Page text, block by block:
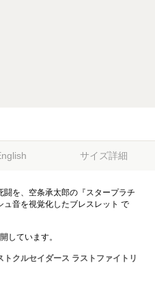
サイズ詳細
を、空条承太郎の『スタープラチ
音を視覚化したブレスレット で
しています。
クルセイダース ラストファイトリ